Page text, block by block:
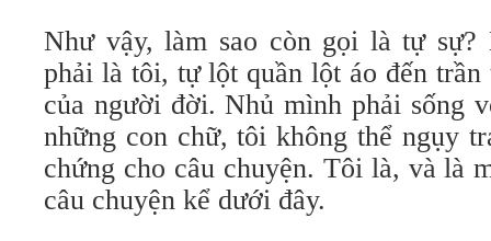
Như vậy, làm sao còn gọi là tự
phải là tôi, tự lột quần lột áo đến
của người đời. Nhủ mình phải sống
những con chữ, tôi không thể ngụy
chứng cho câu chuyện. Tôi là, và là
câu chuyện kể dưới đây.